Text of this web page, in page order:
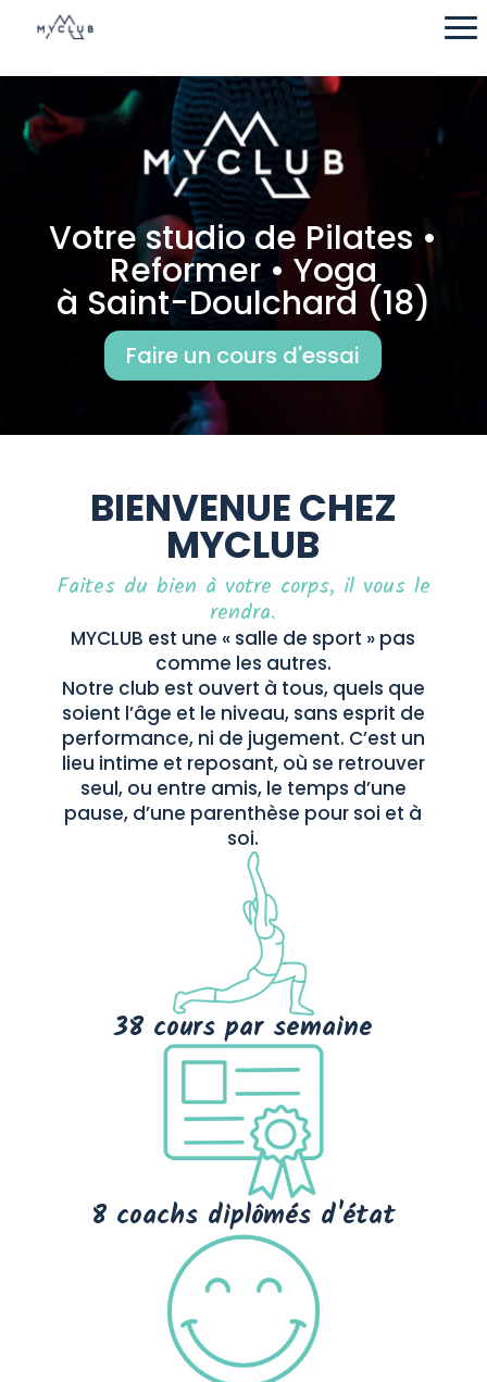
vidéo
Votre studio de Pilates •
Reformer • Yoga
à Saint-Doulchard (18)
Faire un cours d'essai
BIENVENUE CHEZ
MYCLUB
Faites du bien à votre corps, il vous le
rendra.
MYCLUB est une « salle de sport » pas
comme les autres.
Notre club est ouvert à tous, quels que
soient l’âge et le niveau, sans esprit de
performance, ni de jugement. C’est un
lieu intime et reposant, où se retrouver
seul, ou entre amis, le temps d’une
pause, d’une parenthèse pour soi et à
soi.
38 cours par semaine
8 coachs diplômés d'état